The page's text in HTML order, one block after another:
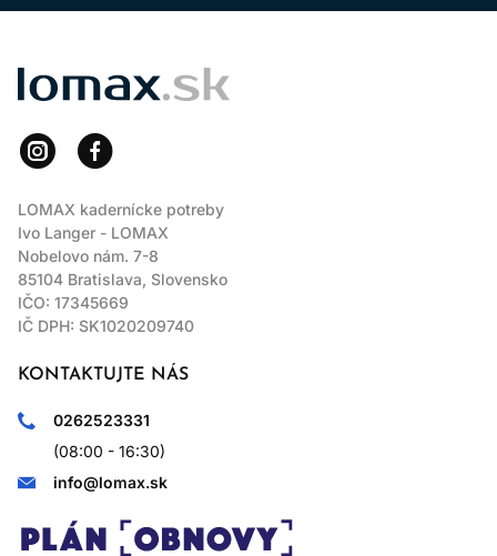
LOMAX
LOMAX kadernícke potreby
Ivo Langer - LOMAX
Nobelovo nám. 7-8
85104 Bratislava, Slovensko
IČO: 17345669
IČ DPH: SK1020209740
KONTAKTUJTE NÁS
0262523331
(08:00 - 16:30)
info@lomax.sk